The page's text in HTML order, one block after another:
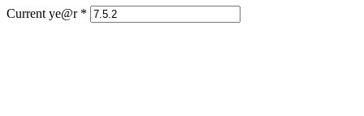
Current ye@r *